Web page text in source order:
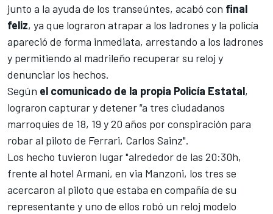
junto a la ayuda de los transeúntes, acabó con final
feliz, ya que lograron atrapar a los ladrones y la policía
apareció de forma inmediata, arrestando a los ladrones
y permitiendo al madrileño recuperar su reloj y
denunciar los hechos.
Según el comunicado de la propia Policía Estatal,
lograron capturar y detener"a tres ciudadanos
marroquíes de 18, 19 y 20 años por conspiración para
robar al piloto de Ferrari, Carlos Sainz".
Los hecho tuvieron lugar "alrededor de las 20:30h,
frente al hotel Armani, en via Manzoni, los tres se
acercaron al piloto que estaba en compañía de su
representante y uno de ellos robó un reloj modelo